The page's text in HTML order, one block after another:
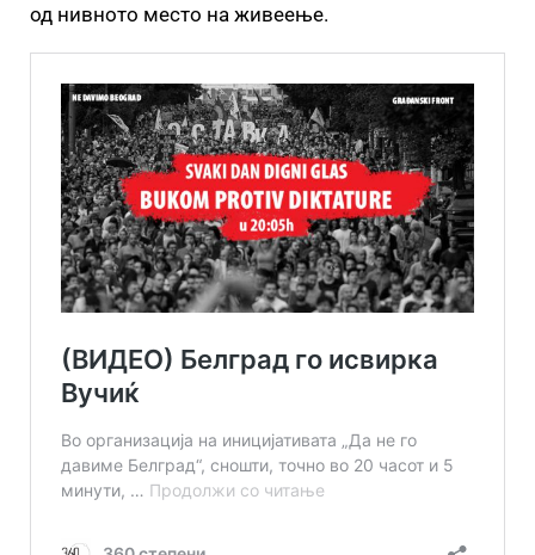
од нивното место на живеење.